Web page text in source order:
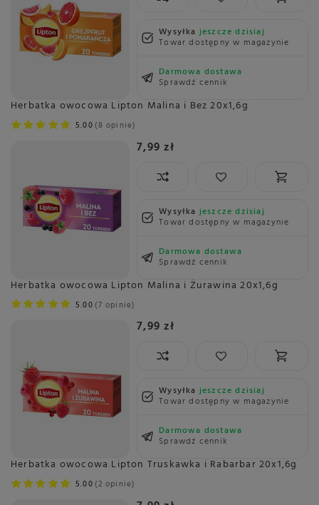
Wysyłkajeszcze dzisiaj
Towar dostępny w magazynie
Darmowa dostawa
Sprawdź cennik
Herbatka owocowa Lipton Malina i Bez 20x1,6g
5.00 8 opinie
7,99 zł
Wysyłkajeszcze dzisiaj
Towar dostępny w magazynie
Darmowa dostawa
Sprawdź cennik
Herbatka owocowa Lipton Malina i Żurawina 20x1,6g
5.00 7 opinie
7,99 zł
Wysyłkajeszcze dzisiaj
Towar dostępny w magazynie
Darmowa dostawa
Sprawdź cennik
Herbatka owocowa Lipton Truskawka i Rabarbar 20x1,6g
5.00 2 opinie